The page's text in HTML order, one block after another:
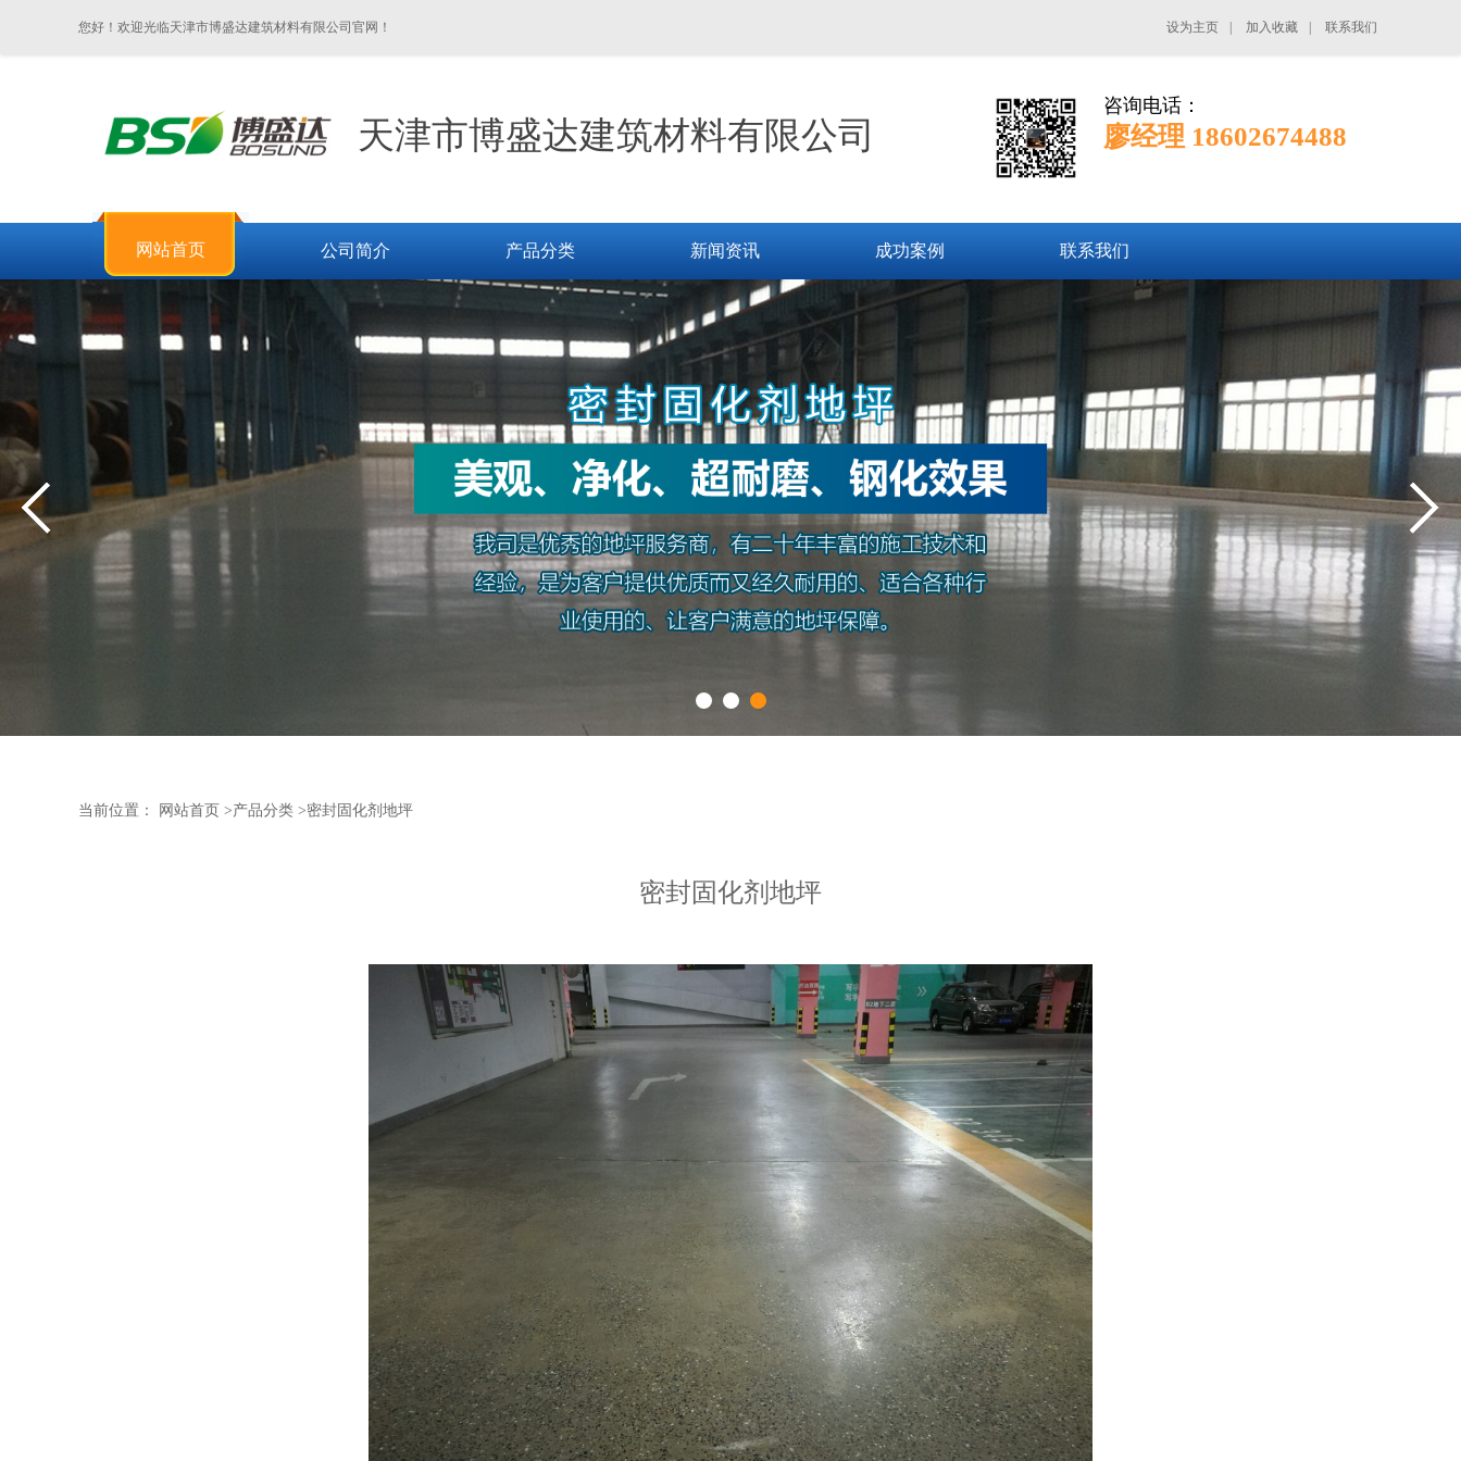
您好！欢迎光临天津市博盛达建筑材料有限公司官网！ 设为主页 加入收藏 联系我们
天津市博盛达建筑材料有限公司
咨询电话：
廖经理 18602674488
网站首页 公司简介 产品分类 新闻资讯 成功案例 联系我们
当前位置： 网站首页 >产品分类 >密封固化剂地坪
密封固化剂地坪